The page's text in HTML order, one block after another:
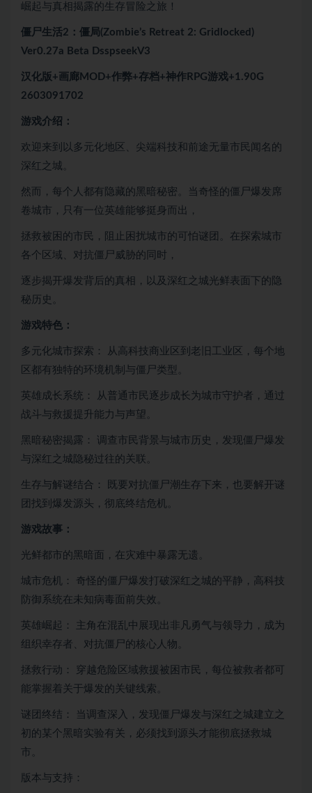
崛起与真相揭露的生存冒险之旅！
僵尸生活2：僵局(Zombie’s Retreat 2: Gridlocked)
Ver0.27a Beta DsspseekV3
汉化版+画廊MOD+作弊+存档+神作RPG游戏+1.90G
2603091702
游戏介绍：
欢迎来到以多元化地区、尖端科技和前途无量市民闻名的
深红之城。
然而，每个人都有隐藏的黑暗秘密。当奇怪的僵尸爆发席
卷城市，只有一位英雄能够挺身而出，
拯救被困的市民，阻止困扰城市的可怕谜团。在探索城市
各个区域、对抗僵尸威胁的同时，
逐步揭开爆发背后的真相，以及深红之城光鲜表面下的隐
秘历史。
游戏特色：
多元化城市探索： 从高科技商业区到老旧工业区，每个地
区都有独特的环境机制与僵尸类型。
英雄成长系统： 从普通市民逐步成长为城市守护者，通过
战斗与救援提升能力与声望。
黑暗秘密揭露： 调查市民背景与城市历史，发现僵尸爆发
与深红之城隐秘过往的关联。
生存与解谜结合： 既要对抗僵尸潮生存下来，也要解开谜
团找到爆发源头，彻底终结危机。
游戏故事：
光鲜都市的黑暗面，在灾难中暴露无遗。
城市危机： 奇怪的僵尸爆发打破深红之城的平静，高科技
防御系统在未知病毒面前失效。
英雄崛起： 主角在混乱中展现出非凡勇气与领导力，成为
组织幸存者、对抗僵尸的核心人物。
拯救行动： 穿越危险区域救援被困市民，每位被救者都可
能掌握着关于爆发的关键线索。
谜团终结： 当调查深入，发现僵尸爆发与深红之城建立之
初的某个黑暗实验有关，必须找到源头才能彻底拯救城
市。
版本与支持：